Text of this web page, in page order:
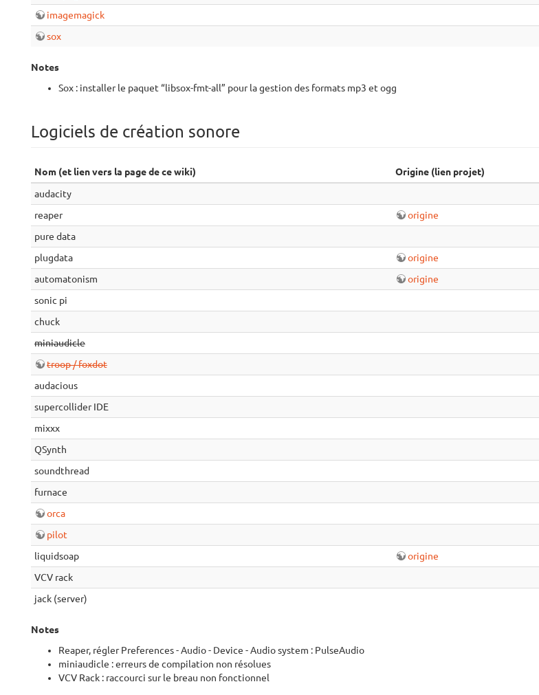
imagemagick
sox
Notes
Sox : installer le paquet “libsox-fmt-all” pour la gestion des formats mp3 et ogg
Logiciels de création sonore
Nom (et lien vers la page de ce wiki) Origine (lien projet)
audacity
reaper
origine
pure data
plugdata
origine
automatonism
origine
sonic pi
chuck
miniaudicle
troop / foxdot
audacious
supercollider IDE
mixxx
QSynth
soundthread
furnace
orca
pilot
liquidsoap
origine
VCV rack
jack (server)
Notes
Reaper, régler Preferences - Audio - Device - Audio system : PulseAudio
miniaudicle : erreurs de compilation non résolues
VCV Rack : raccourci sur le breau non fonctionnel